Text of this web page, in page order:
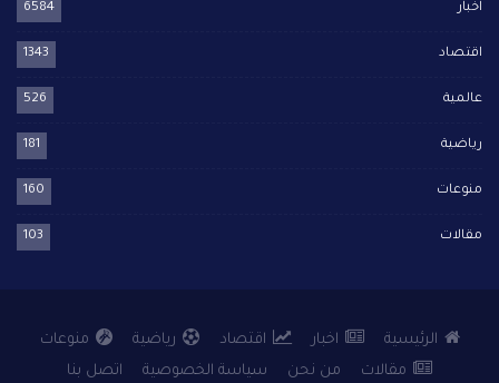
اخبار 6584
اقتصاد 1343
عالمية 526
رياضية 181
منوعات 160
مقالات 103
الرئيسية اخبار اقتصاد رياضية
منوعات
مقالات
من نحن سياسة الخصوصية اتصل بنا